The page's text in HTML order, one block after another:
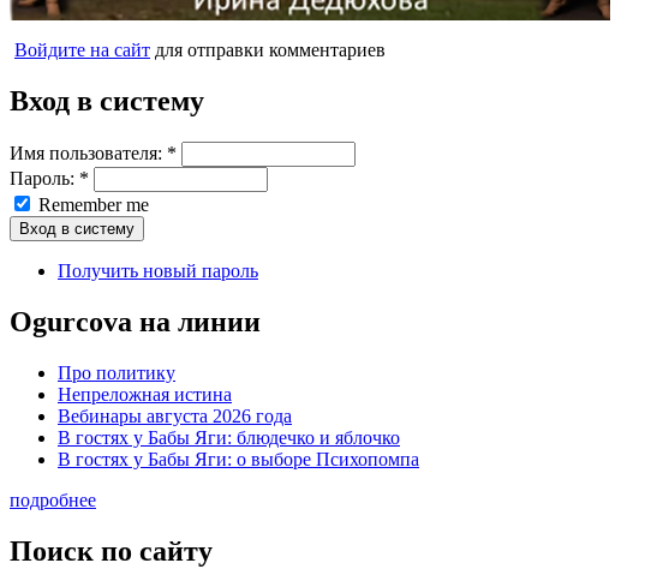
Войдите на сайт для отправки комментариев
Вход в систему
Имя пользователя: *
Пароль: *
Remember me
Получить новый пароль
Ogurcova на линии
Про политику
Непреложная истина
Вебинары августа 2026 года
В гостях у Бабы Яги: блюдечко и яблочко
В гостях у Бабы Яги: о выборе Психопомпа
подробнее
Поиск по сайту